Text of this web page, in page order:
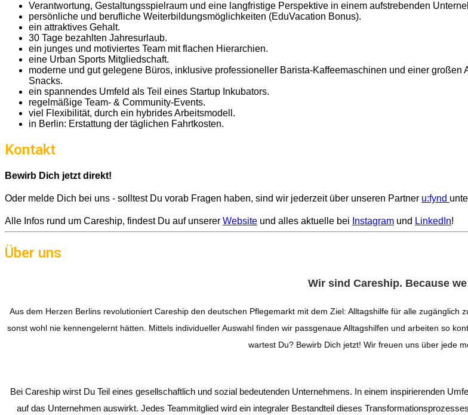
Verantwortung, Gestaltungsspielraum und eine langfristige Perspektive in einem aufstrebenden
persönliche und berufliche Weiterbildungsmöglichkeiten (EduVacation Bonus).
ein attraktives Gehalt.
30 Tage bezahlten Jahresurlaub.
ein junges und motiviertes Team mit flachen Hierarchien.
eine Urban Sports Mitgliedschaft.
moderne und gut gelegene Büros, inklusive professioneller Barista-Kaffeemaschinen und einer
Snacks.
ein spannendes Umfeld als Teil eines Startup Inkubators.
regelmäßige Team- & Community-Events.
viel Flexibilität, durch ein hybrides Arbeitsmodell.
in Berlin: Erstattung der täglichen Fahrtkosten.
Kontakt
Bewirb Dich jetzt direkt!
Oder melde Dich bei uns - solltest Du vorab Fragen haben, sind wir jederzeit über unseren Partner u:fynd
Alle Infos rund um Careship, findest Du auf unserer Website und alles aktuelle bei Instagram und LinkedIn!
Über uns
Wir sind Careship. Because
Aus dem Herzen Berlins revolutioniert Careship den deutschen Pflegemarkt mit dem Ziel: Alltagshilfe für alle
sonst wohl nie kennengelernt hätten. Mittels individueller Auswahl finden wir passgenaue Alltagshilfen und arbeiten so
wartest Du? Bewirb Dich jetzt! Wir freuen uns über jede
Bei Careship wirst Du Teil eines gesellschaftlich und sozial bedeutenden Unternehmens. In einem inspirierenden
auf das Unternehmen auswirkt. Jedes Teammitglied wird ein integraler Bestandteil dieses